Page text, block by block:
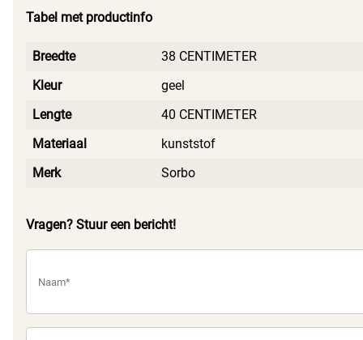
Tabel met productinfo
Breedte
38 CENTIMETER
Kleur
geel
Lengte
40 CENTIMETER
Materiaal
kunststof
Merk
Sorbo
Vragen? Stuur een bericht!